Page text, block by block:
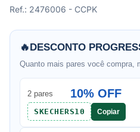
Ref.: 2476006 - CCPK
🔥DESCONTO
Quanto mais pares você compra,
2 pares 10% OFF
SKECHERS10 Copiar